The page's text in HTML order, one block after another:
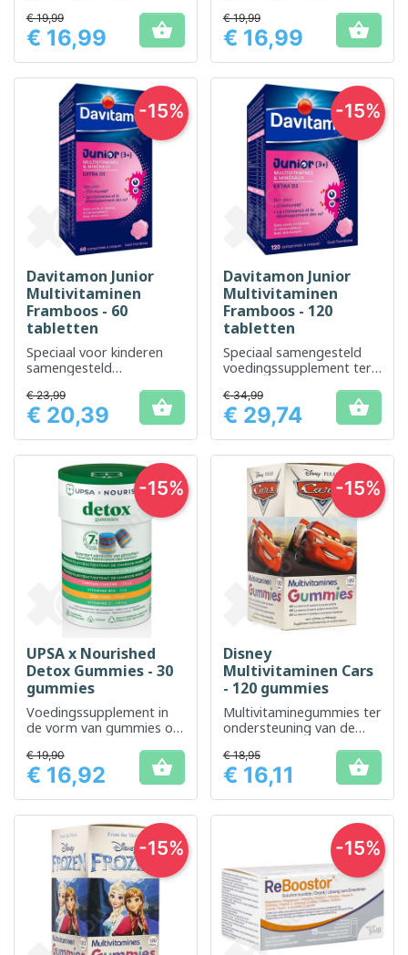
mannen boven de 50
Prijs
€ 19,99
€ 16,99 
volwassen mannen
Prijs
€ 19,99
€ 16,99 
Davitamon Junior
Multivitaminen
Framboos - 60
tabletten
Speciaal voor kinderen
samengesteld
frambozensmaak
Prijs
€ 23,99
€ 20,39 
-15%
Davitamon Junior
Multivitaminen
Framboos - 120
tabletten
Speciaal samengesteld
voedingssupplement ter
ontwikkeling van kinderen
Prijs
€ 34,99
€ 29,74 
-15%
UPSA x Nourished
Detox Gummies - 30
gummies
Voedingssupplement in
de vorm van gummies om
ontgiften
Prijs
€ 19,90
€ 16,92 
-15%
Disney
Multivitaminen Cars
- 120 gummies
Multivitaminegummies ter
ondersteuning van de
Prijs
€ 18,95
€ 16,11 
-15%
-15% -15%